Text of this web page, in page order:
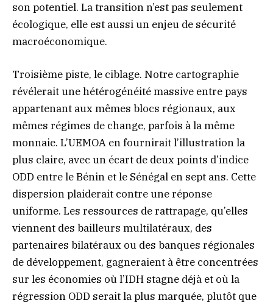
son potentiel. La transition n’est pas seulement
écologique, elle est aussi un enjeu de sécurité
macroéconomique.
Troisième piste, le ciblage. Notre cartographie
révélerait une hétérogénéité massive entre pays
appartenant aux mêmes blocs régionaux, aux
mêmes régimes de change, parfois à la même
monnaie. L’UEMOA en fournirait l’illustration la
plus claire, avec un écart de deux points d’indice
ODD entre le Bénin et le Sénégal en sept ans. Cette
dispersion plaiderait contre une réponse
uniforme. Les ressources de rattrapage, qu’elles
viennent des bailleurs multilatéraux, des
partenaires bilatéraux ou des banques régionales
de développement, gagneraient à être concentrées
sur les économies où l’IDH stagne déjà et où la
régression ODD serait la plus marquée, plutôt que